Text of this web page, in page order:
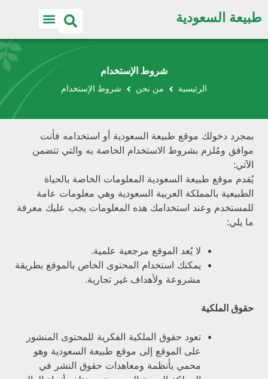
طبيعة السعودية
شروط الإستخدام
الرئيسية من نحن شروط الإستخدام
بمجرد دخولك موقع طبيعة السعودية أو استخدامه فأنت
موافق ومُلزم بشروط الاستخدام الخاصة به والتي تتضمن
الآتي:
يُقدم موقع طبيعة السعودية المعلومات الخاصة بالحياة
الطبيعية بالمملكة العربية السعودية وهي معلومات عامة
للمستخدم وعند استخدامك هذه المعلومات يجب عليك معرفة
ما يلي:
لا يُعد الموقع مرجعية علمية.
يمكنك استخدام المحتوى الخاص بالموقع بطريقة
مشروعة ولأهداف غير تجارية.
حقوق الملكية
تعود حقوق الملكية الفكرية للمحتوى المنشور
على الموقع إلى موقع طبيعة السعودية وهو
محمي بأنظمة ومعاهدات حقوق النشر في